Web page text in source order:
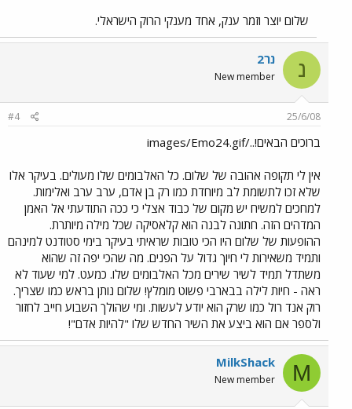
שלום יוצר וזמר ענק, אחד מענקי הרוק הישראלי.
נ נר2
New member
25/6/08
#4
ברוכים הבאים!../images/Emo24.gif
אין לי תקופה אהובה של שלום. כל האלבומים שלו מעולים. בעיקר אלו
שלא זכו לתשומת לב מיוחדת כמו רק בן אדם, ערב ערב ואלימות.
למחכים למשיח יש מקום של כבוד אצלי כי ככה התודעתי אל האמן
המדהים הזה. חתונה לבנה הוא קלאסיקה שכל מילה מיותרת.
ההופעות של שלום היו הכי טובות שראיתי בעיקר בימי סטודנט למינהם
ותמיד משאירות לי חיוך גדול על הפנים. מה שהכי יפה זה שהוא
משתדל תמיד לשיר שירים מכל האלבומים שלו. כמעט. למי שעוד לא
ראה - חיות לילה בבארבי פשוט מומלץ! שלום נותן בראש כמו שצריך.
רוק אנד רול כמו שרק הוא יודע לעשות. ומי שהולך השבוע חייב לחזור
ולספר אם הוא ביצע את השיר החדש שלו "להיות אדם"!
M
MilkShack
New member